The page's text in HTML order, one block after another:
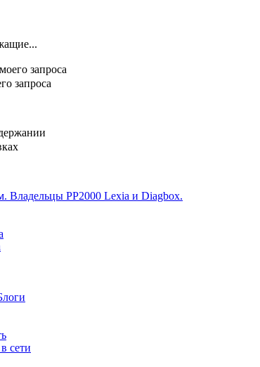
запроса
запроса
Владельцы PP2000 Lexia и Diagbox.
сети